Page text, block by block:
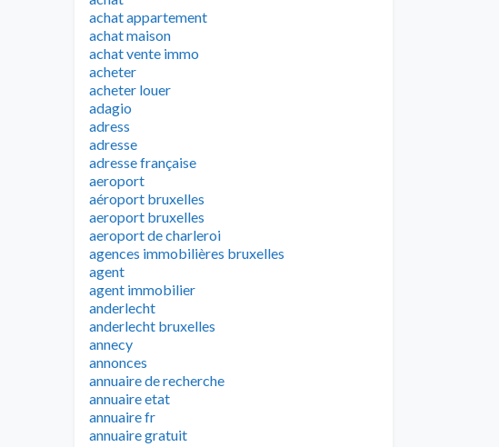
achat appartement
achat maison
achat vente immo
acheter
acheter louer
adagio
adress
adresse
adresse française
aeroport
aéroport bruxelles
aeroport bruxelles
aeroport de charleroi
agences immobilières bruxelles
agent
agent immobilier
anderlecht
anderlecht bruxelles
annecy
annonces
annuaire de recherche
annuaire etat
annuaire fr
annuaire gratuit